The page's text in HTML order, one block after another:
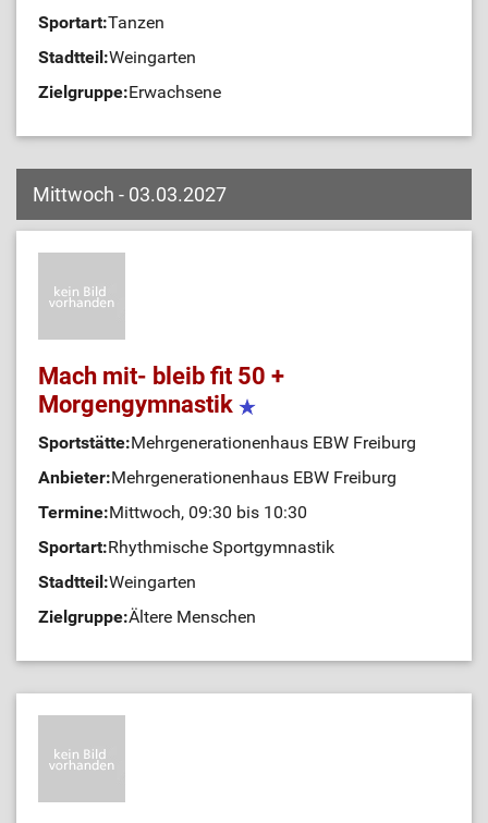
Sportart:Tanzen
Stadtteil:Weingarten
Zielgruppe:Erwachsene
Mittwoch - 03.03.2027
Mach mit- bleib fit 50 +
Morgengymnastik
Sportstätte:Mehrgenerationenhaus EBW Freiburg
Anbieter:Mehrgenerationenhaus EBW Freiburg
Termine:Mittwoch, 09:30 bis 10:30
Sportart:Rhythmische Sportgymnastik
Stadtteil:Weingarten
Zielgruppe:Ältere Menschen